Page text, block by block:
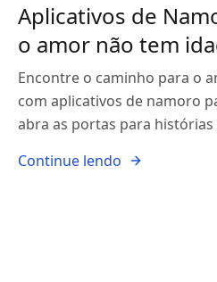
Aplicativos de
o amor não tem
Encontre o caminho para o
com aplicativos de namoro
abra as portas para histórias
Continue lendo